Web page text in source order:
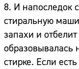
8. И напоследок
стиральную
запахи и
образовывалась
стирке. Если